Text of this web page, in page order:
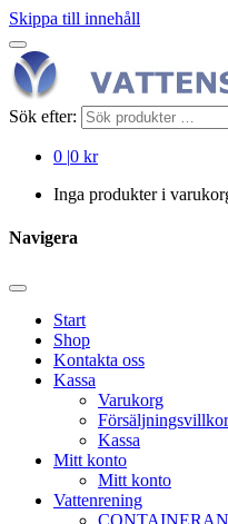
Skippa till innehåll
Sök efter:
0 |0 kr
Inga produkter i
Navigera
Start
Shop
Kontakta oss
Kassa
Varukorg
Försäljningsvillkor
Kassa
Mitt konto
Mitt konto
Vattenrening